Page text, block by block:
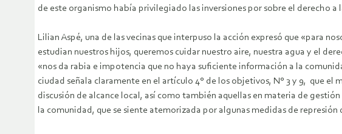
de este organismo había privilegiado las inversiones por sobre el derecho
Lilian Aspé, una de las vecinas que interpuso la acción expresó que «para
estudian nuestros hijos, queremos cuidar nuestro aire, nuestra agua y el
«nos da rabia e impotencia que no haya suficiente información a la
ciudad señala claramente en el artículo 4° de los objetivos, N° 3 y 9, que
discusión de alcance local, así como también aquellas en materia de
la comunidad, que se siente atemorizada por algunas medidas de